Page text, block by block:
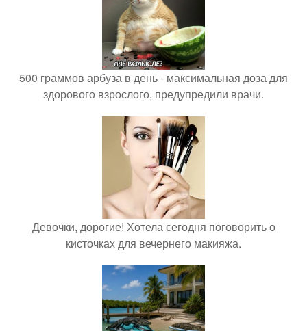
500 граммов арбуза в день - максимальная доза для
здорового взрослого, предупредили врачи.
Девочки, дорогие! Хотела сегодня поговорить о
кисточках для вечернего макияжа.